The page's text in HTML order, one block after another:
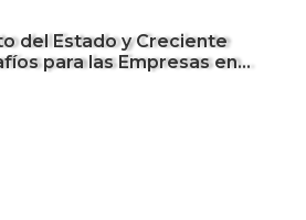
del Estado y Creciente
para las Empresas en